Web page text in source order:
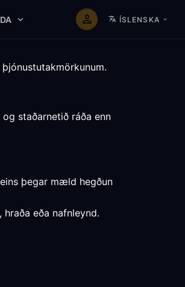
ÍSLENSKA
staðarnetið ráða enn
þegar mæld hegðun
eða nafnleynd.